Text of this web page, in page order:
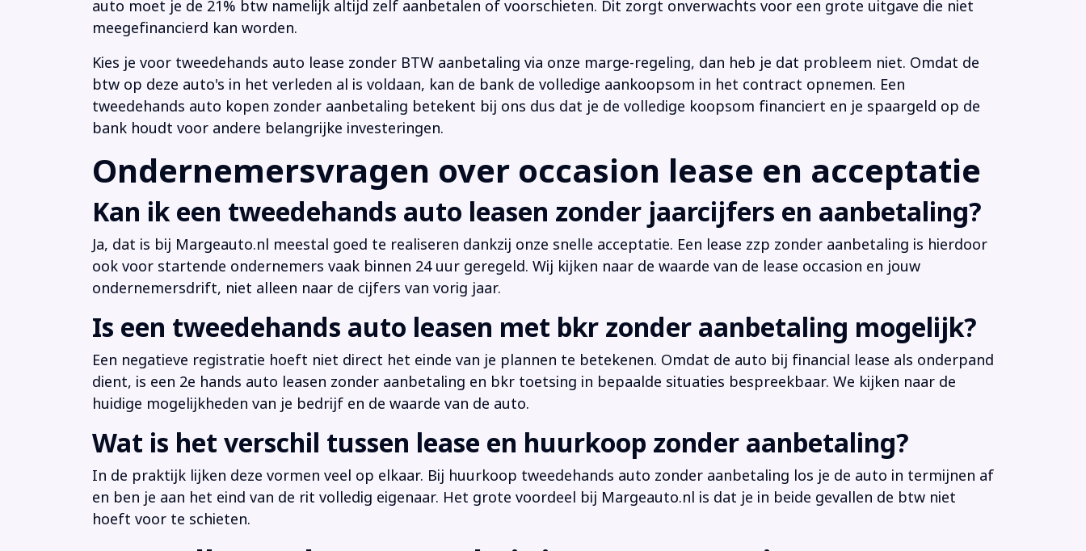
auto moet je de 21% btw namelijk altijd zelf aanbetalen of voorschieten. Dit zorgt onverwachts voor een grote uitgave die niet
meegefinancierd kan worden.
Kies je voor tweedehands auto lease zonder BTW aanbetaling via onze marge-regeling, dan heb je dat probleem niet. Omdat de
btw op deze auto's in het verleden al is voldaan, kan de bank de volledige aankoopsom in het contract opnemen. Een
tweedehands auto kopen zonder aanbetaling betekent bij ons dus dat je de volledige koopsom financiert en je spaargeld op de
bank houdt voor andere belangrijke investeringen.
Ondernemersvragen over occasion lease en acceptatie
Kan ik een tweedehands auto leasen zonder jaarcijfers en aanbetaling?
Ja, dat is bij Margeauto.nl meestal goed te realiseren dankzij onze snelle acceptatie. Een lease zzp zonder aanbetaling is hierdoor
ook voor startende ondernemers vaak binnen 24 uur geregeld. Wij kijken naar de waarde van de lease occasion en jouw
ondernemersdrift, niet alleen naar de cijfers van vorig jaar.
Is een tweedehands auto leasen met bkr zonder aanbetaling mogelijk?
Een negatieve registratie hoeft niet direct het einde van je plannen te betekenen. Omdat de auto bij financial lease als onderpand
dient, is een 2e hands auto leasen zonder aanbetaling en bkr toetsing in bepaalde situaties bespreekbaar. We kijken naar de
huidige mogelijkheden van je bedrijf en de waarde van de auto.
Wat is het verschil tussen lease en huurkoop zonder aanbetaling?
In de praktijk lijken deze vormen veel op elkaar. Bij huurkoop tweedehands auto zonder aanbetaling los je de auto in termijnen af
en ben je aan het eind van de rit volledig eigenaar. Het grote voordeel bij Margeauto.nl is dat je in beide gevallen de btw niet
hoeft voor te schieten.